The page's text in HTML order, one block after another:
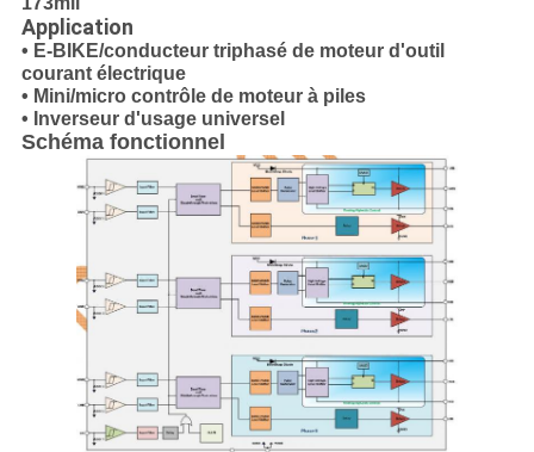
Application
• E-BIKE/conducteur triphasé de moteur d'outil
courant électrique
• Mini/micro contrôle de moteur à piles
• Inverseur d'usage universel
Schéma fonctionnel